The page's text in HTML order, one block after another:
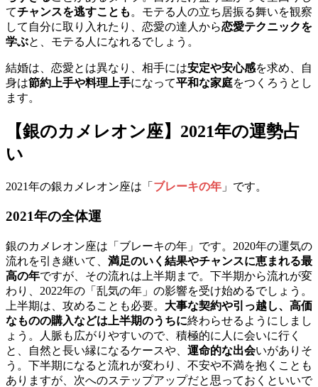
てチャンスを逃すことも 。モテる人の立ち居振る舞いを観察
して自分に取り入れたり、恋愛の達人から恋愛テクニックを
学ぶと、モテる人になれるでしょう。
結婚は、恋愛とは異なり、相手には安定や安心感を求め、自
身は節約上手や料理上手になって平和な家庭をつくろうとし
ます。
【銀のカメレオン座】2021年の運勢占
い
2021年の銀カメレオン座は「 ブレーキの年 」です。
2021年の全体運
銀のカメレオン座は「ブレーキの年」です。2020年の運気の
流れを引き継いて、 満足のいく結果やチャンスに恵まれる最
高の年ですが、その流れは上半期まで。下半期から流れが変
わり、2022年の「乱気の年」の影響を受け始めるでしょう。
上半期は、攻めることも必要。 大事な契約や引っ越し、高価
なものの購入などは上半期のうちに終わらせるようにしまし
ょう。人脈も広がりやすいので、積極的に人に会いに行く
と、自然と長い縁になるケースや、 運命的な出会いがありそ
う。下半期になると流れが変わり、不安や不満を抱くことも
ありますが、次へのステップアップだと思っておくといいで